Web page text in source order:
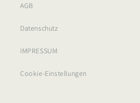
AGB
Datenschutz
IMPRESSUM
Cookie-Einstellungen